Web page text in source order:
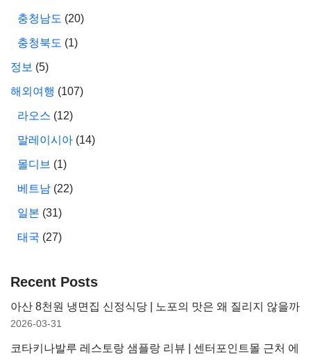
충청남도 (20)
충청북도 (1)
정보 (5)
해외여행 (107)
라오스 (12)
말레이시아 (14)
몰디브 (1)
베트남 (22)
일본 (31)
태국 (27)
Recent Posts
아산 8천원 냉면집 신정식당 | 노포의 맛은 왜 질리지 않을까
2026-03-31
코타키나발루 레스토랑 샘플랑 리뷰 | 센터포인트몰 근처 에